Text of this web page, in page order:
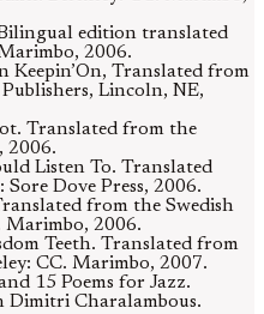
edition translated
2006.
Keepin’On, Translated from
Lincoln, NE,
Translated from the
2006.
Listen To. Translated
Dove Press, 2006.
from the Swedish
Marimbo, 2006.
Teeth. Translated from
CC. Marimbo, 2007.
15 Poems for Jazz.
Dimitri Charalambous.